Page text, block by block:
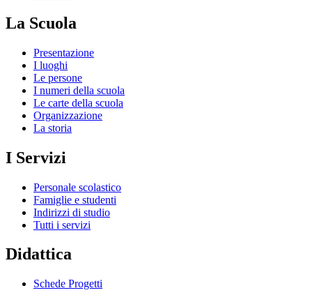
La Scuola
Presentazione
I luoghi
Le persone
I numeri della scuola
Le carte della scuola
Organizzazione
La storia
I Servizi
Personale scolastico
Famiglie e studenti
Indirizzi di studio
Tutti i servizi
Didattica
Schede Progetti